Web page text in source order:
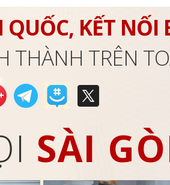
KẾT NỐI
THÀNH TRÊN
SÀI